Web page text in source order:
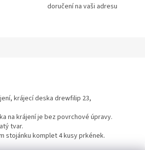
doručení na vaši adresu
krájecí deska drewfilip 23,
na krájení je bez povrchové úpravy.
tvar.
stojánku komplet 4 kusy prkének.